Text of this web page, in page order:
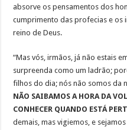
absorve os pensamentos dos
cumprimento das profecias e
reino de Deus.
“Mas vós, irmãos, já não estais
surpreenda como um ladrão;
filhos do dia; nós não somos da
NÃO SAIBAMOS A HORA DA
CONHECER QUANDO ESTÁ
demais, mas vigiemos, e